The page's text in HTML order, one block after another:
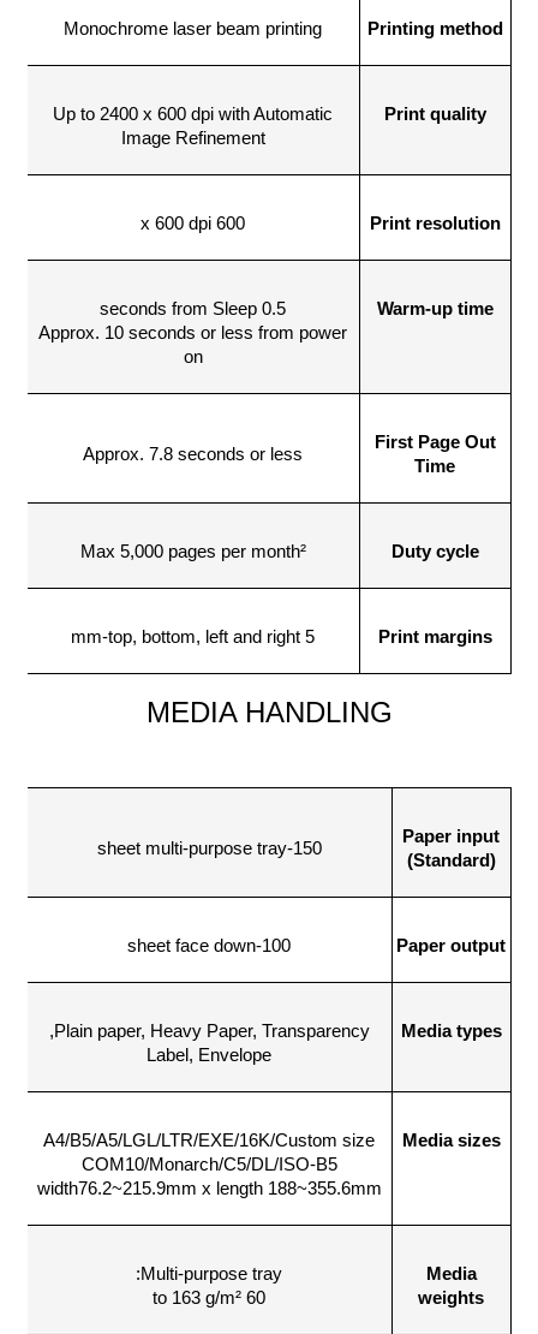
Printing method
Monochrome laser beam printing
Print quality
Up to 2400 x 600 dpi with Automatic
Image Refinement
Print resolution
600 x 600 dpi
Warm-up time
0.5 seconds from Sleep
Approx. 10 seconds or less from power
on
First Page Out
Time
Approx. 7.8 seconds or less
Duty cycle
Max 5,000 pages per month²
Print margins
5 mm-top, bottom, left and right
MEDIA HANDLING
Paper input
(Standard)
150-sheet multi-purpose tray
Paper output
100-sheet face down
Media types
Plain paper, Heavy Paper, Transparency,
Label, Envelope
Media sizes
A4/B5/A5/LGL/LTR/EXE/16K/Custom size
COM10/Monarch/C5/DL/ISO-B5
width76.2~215.9mm x length 188~355.6mm
Media
weights
Multi-purpose tray:
60 to 163 g/m²